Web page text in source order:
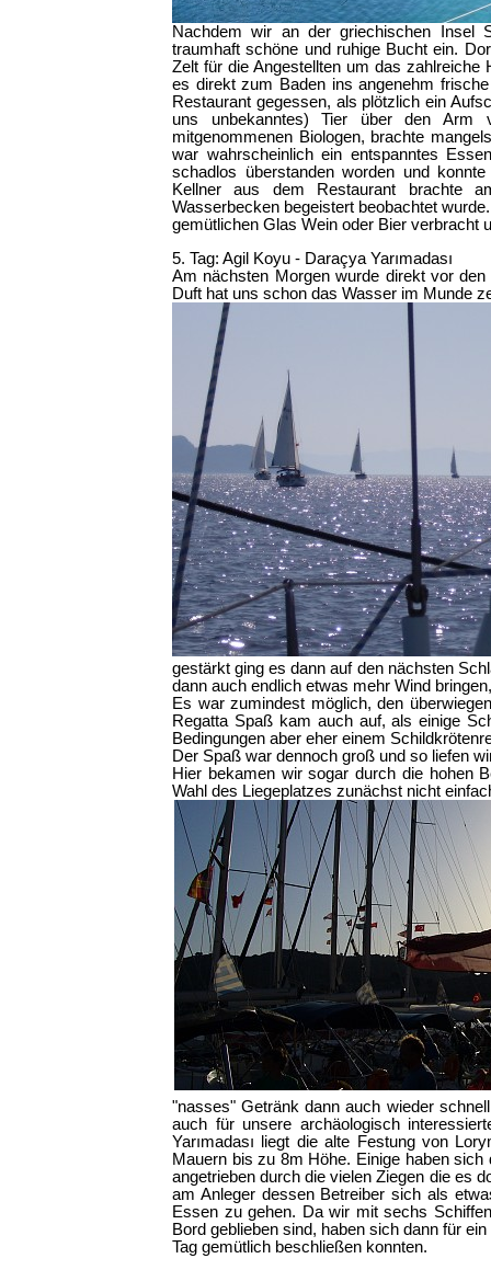
Nachdem wir an der griechischen Insel
traumhaft schöne und ruhige Bucht ein.
Zelt für die Angestellten um das zahlreiche
es direkt zum Baden ins angenehm
Restaurant gegessen, als plötzlich ein
uns unbekanntes) Tier über den Arm
mitgenommenen Biologen, brachte
war wahrscheinlich ein entspanntes
schadlos überstanden worden und
Kellner aus dem Restaurant brachte
Wasserbecken begeistert beobachtet
gemütlichen Glas Wein oder Bier verbracht
5. Tag: Agil Koyu - Daraçya Yarımadası
Am nächsten Morgen wurde direkt vor
Duft hat uns schon das Wasser im Munde
gestärkt ging es dann auf den nächsten
dann auch endlich etwas mehr Wind
Es war zumindest möglich, den
Regatta Spaß kam auch auf, als einige
Bedingungen aber eher einem
Der Spaß war dennoch groß und so liefen
Hier bekamen wir sogar durch die hohen
Wahl des Liegeplatzes zunächst nicht
"nasses" Getränk dann auch wieder
auch für unsere archäologisch
Yarımadası liegt die alte Festung von
Mauern bis zu 8m Höhe. Einige haben
angetrieben durch die vielen Ziegen die es
am Anleger dessen Betreiber sich als
Essen zu gehen. Da wir mit sechs
Bord geblieben sind, haben sich dann für
Tag gemütlich beschließen konnten.